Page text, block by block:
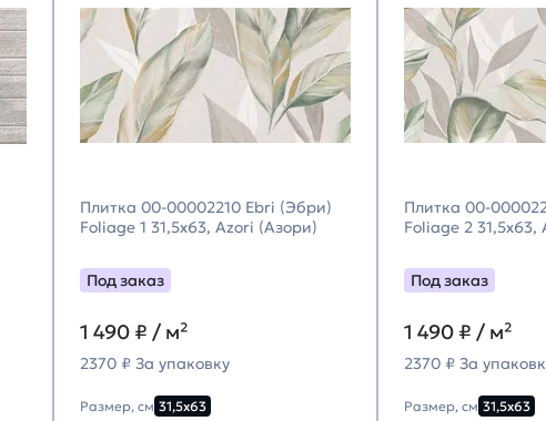
Плитка 00-00002210 Ebri (Эбри)
Foliage 1 31,5х63, Azori (Азори)
Под заказ
1 490 ₽ / м²
2370 ₽ За упаковку
Размер, см 31,5х63
Плитка 00-
Foliage 2
Под заказ
1 490 ₽ / м²
2370 ₽ За
Размер, см 31,5х63